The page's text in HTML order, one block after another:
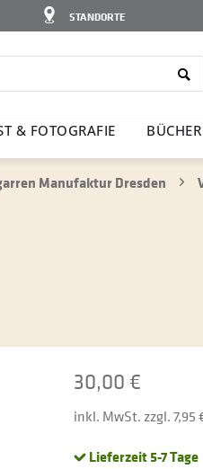
STANDORTE
& FOTO­GRAFIE
Manufaktur Dresden
30,00 €
inkl. MwSt. zzgl.
Lieferzeit 5-7 Tage